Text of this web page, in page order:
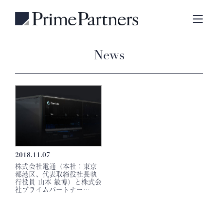
News
2018.11.07
株式会社電通（本社：東京
都港区、代表取締役社長執
行役員 山本 敏博）と株式会
社プライムパートナー…